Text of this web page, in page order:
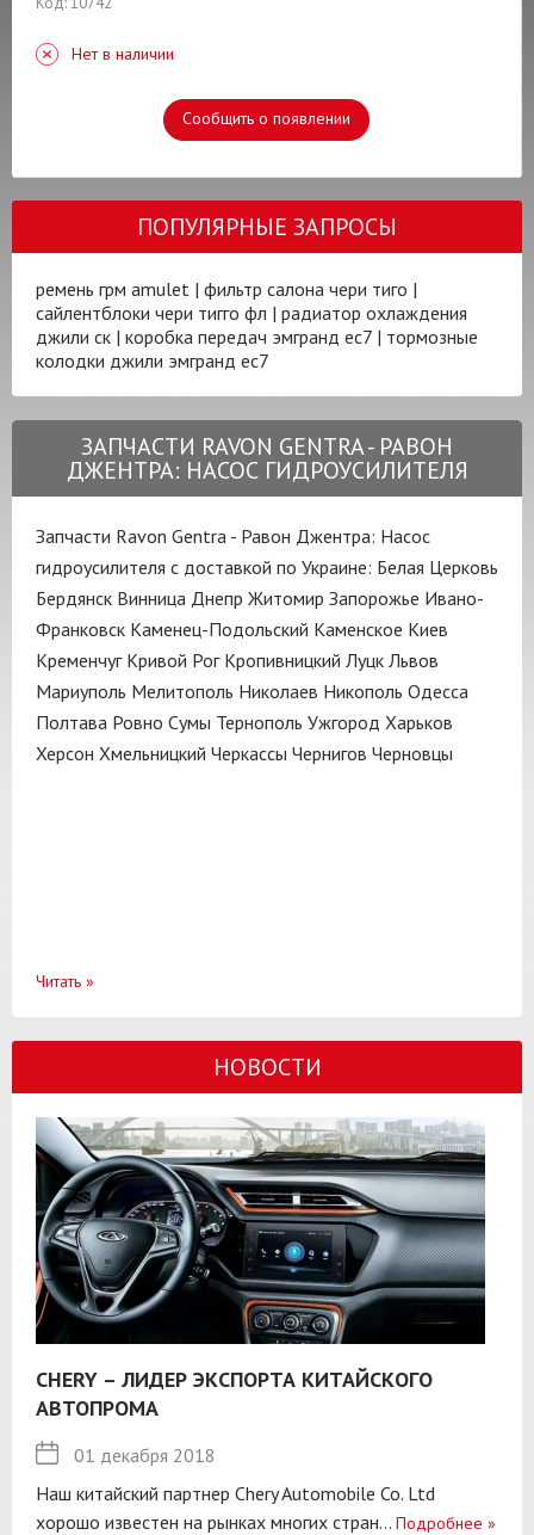
Нет в наличии
Сообщить о появлении
ПОПУЛЯРНЫЕ ЗАПРОСЫ
ремень грм amulet | фильтр салона чери тиго |
сайлентблоки чери тигго фл | радиатор охлаждения
джили ск | коробка передач эмгранд ес7 | тормозные
колодки джили эмгранд ес7
ЗАПЧАСТИ RAVON GENTRA - РАВОН
ДЖЕНТРА: НАСОС ГИДРОУСИЛИТЕЛЯ
Запчасти Ravon Gentra - Равон Джентра: Насос
гидроусилителя с доставкой по Украине: Белая Церковь
Бердянск Винница Днепр Житомир Запорожье Ивано-
Франковск Каменец-Подольский Каменское Киев
Кременчуг Кривой Рог Кропивницкий Луцк Львов
Мариуполь Мелитополь Николаев Никополь Одесса
Полтава Ровно Сумы Тернополь Ужгород Харьков
Херсон Хмельницкий Черкассы Чернигов Черновцы
Читать »
НОВОСТИ
CHERY – ЛИДЕР ЭКСПОРТА КИТАЙСКОГО
АВТОПРОМА
01 декабря 2018
Наш китайский партнер Chery Automobile Co. Ltd
хорошо известен на рынках многих стран... Подробнее »